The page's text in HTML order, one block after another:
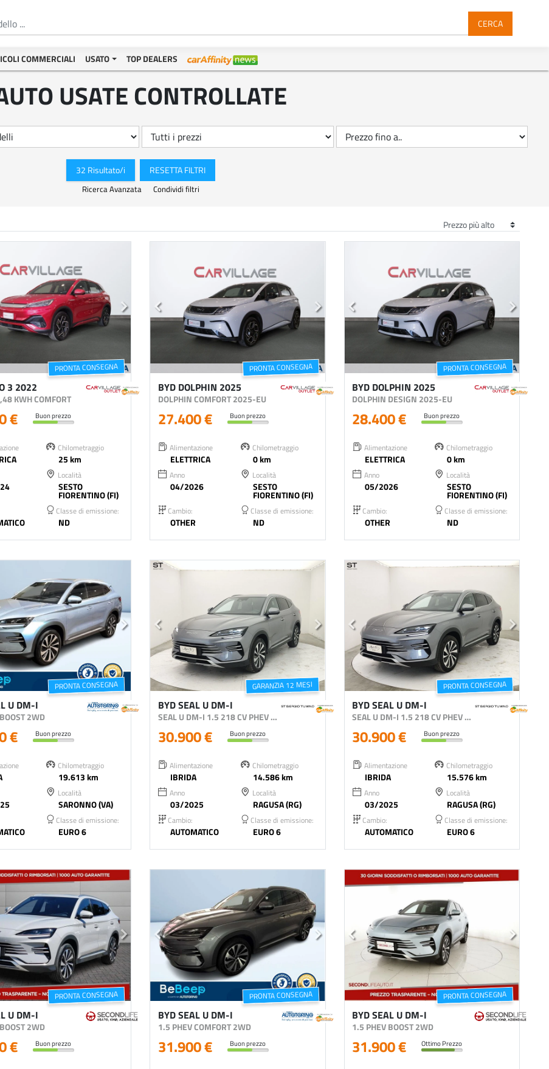
CERCA
COMMERCIALI USATO TOP DEALERS
USATE CONTROLLATE
32 Risultato/i RESETTA FILTRI
Ricerca Avanzata Condividi filtri
PRONTA CONSEGNA
3 2022
KWH COMFORT
€ Buon prezzo
Chilometraggio
25 km
Località
SESTO
FIORENTINO (FI)
Classe di emissione:
ND
PRONTA CONSEGNA
BYD DOLPHIN 2025
DOLPHIN COMFORT 2025-EU
27.400 € Buon prezzo
Alimentazione
ELETTRICA
Chilometraggio
0 km
Anno
04/2026
Località
SESTO
FIORENTINO (FI)
Cambio:
OTHER
Classe di emissione:
ND
PRONTA CONSEGNA
BYD DOLPHIN 2025
DOLPHIN DESIGN 2025-EU
28.400 € Buon prezzo
Alimentazione
ELETTRICA
Chilometraggio
0 km
Anno
05/2026
Località
SESTO
FIORENTINO (FI)
Cambio:
OTHER
Classe di emissione:
ND
PRONTA CONSEGNA
U DM-I
2WD
€ Buon prezzo
Chilometraggio
19.613 km
Località
SARONNO (VA)
Classe di emissione:
EURO 6
GARANZIA 12 MESI
BYD SEAL U DM-I
SEAL U DM-I 1.5 218 CV PHEV BOOST
30.900 € Buon prezzo
Alimentazione
IBRIDA
Chilometraggio
14.586 km
Anno
03/2025
Località
RAGUSA (RG)
Cambio:
AUTOMATICO
Classe di emissione:
EURO 6
PRONTA CONSEGNA
BYD SEAL U DM-I
SEAL U DM-I 1.5 218 CV PHEV BOOST
30.900 € Buon prezzo
Alimentazione
IBRIDA
Chilometraggio
15.576 km
Anno
03/2025
Località
RAGUSA (RG)
Cambio:
AUTOMATICO
Classe di emissione:
EURO 6
PRONTA CONSEGNA
U DM-I
2WD
€ Buon prezzo
PRONTA CONSEGNA
BYD SEAL U DM-I
1.5 PHEV COMFORT 2WD
31.900 € Buon prezzo
PRONTA CONSEGNA
BYD SEAL U DM-I
1.5 PHEV BOOST 2WD
31.900 € Ottimo Prezzo